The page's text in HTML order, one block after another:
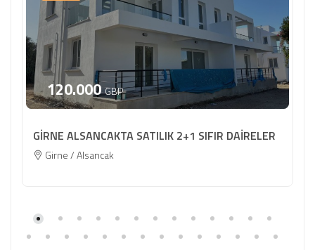
120.000 GBP
GİRNE ALSANCAKTA SATILIK 2+1 SIFIR DAİRELER
Girne / Alsancak